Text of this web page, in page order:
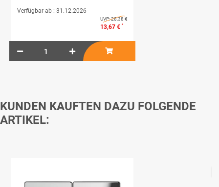
Verfügbar ab : 31.12.2026
UVP:28,38 €
13,67 € *
KUNDEN KAUFTEN DAZU FOLGENDE
ARTIKEL: